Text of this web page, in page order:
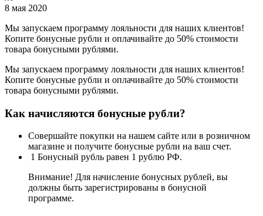
8 мая 2020
Мы запускаем программу лояльности для наших клиентов!
Копите бонусные рубли и оплачивайте до 50% стоимости
товара бонусными рублями.
Мы запускаем программу лояльности для наших клиентов!
Копите бонусные рубли и оплачивайте до 50% стоимости
товара бонусными рублями.
Как начисляются бонусные рубли?
Совершайте покупки на нашем сайте или в розничном
магазине и получите бонусные рубли на ваш счет.
1 Бонусный рубль равен 1 рублю РФ.
Внимание! Для начисление бонусных рублей, вы
должны быть зарегистрированы в бонусной
программе.